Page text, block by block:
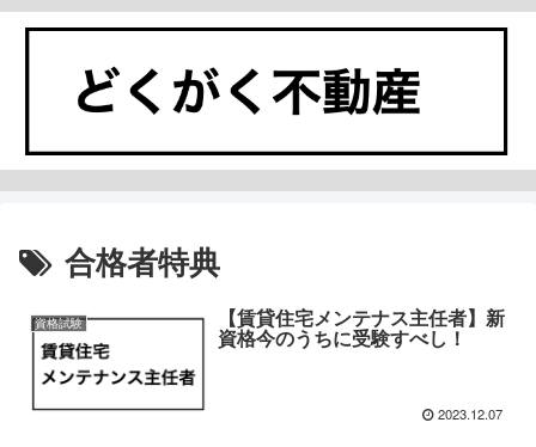
合格者特典
資格試験 【賃貸住宅メンテナス主任者】新
資格今のうちに受験すべし！
2023.12.07